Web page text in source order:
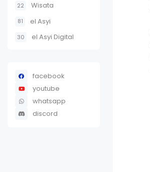
22 Wisata
81 el Asyi
30 el Asyi Digital
facebook
youtube
whatsapp
discord